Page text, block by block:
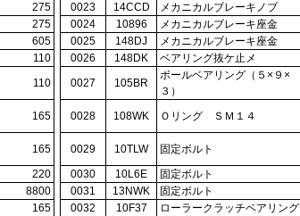
275 0023 14CCD メカニカルブレーキノブ
275 0024 10896 メカニカルブレーキ座金
605 0025 148DJ メカニカルブレーキ座金
110 0026 148DK ベアリング抜ケ止メ
110 0027 105BR
ボールベアリング（５×９×
３）
165 0028 108WK Ｏリング ＳＭ１４
165 0029 10TLW 固定ボルト
220 0030 10L6E 固定ボルト
8800 0031 13NWK 固定ボルト
165 0032 10F37 ローラークラッチベアリング